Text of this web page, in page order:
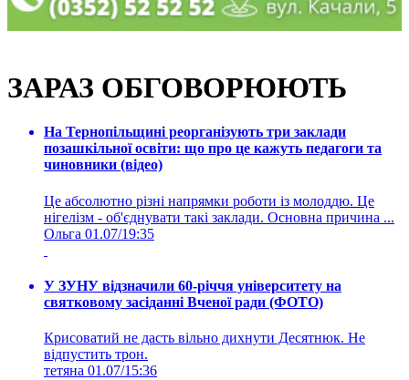
ЗАРАЗ ОБГОВОРЮЮТЬ
На Тернопільщині реорганізують три заклади
позашкільної освіти: що про це кажуть педагоги та
чиновники (відео)
Це абсолютно різні напрямки роботи із молоддю. Це
нігелізм - об'єднувати такі заклади. Основна причина ...
Ольга 01.07/19:35
У ЗУНУ відзначили 60-річчя університету на
святковому засіданні Вченої ради (ФОТО)
Крисоватий не дасть вільно дихнути Десятнюк. Не
відпустить трон.
тетяна 01.07/15:36